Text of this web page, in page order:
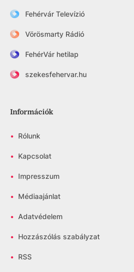
Fehérvár Televízió
Vörösmarty Rádió
FehérVár hetilap
szekesfehervar.hu
Információk
• Rólunk
• Kapcsolat
• Impresszum
• Médiaajánlat
• Adatvédelem
• Hozzászólás szabályzat
• RSS